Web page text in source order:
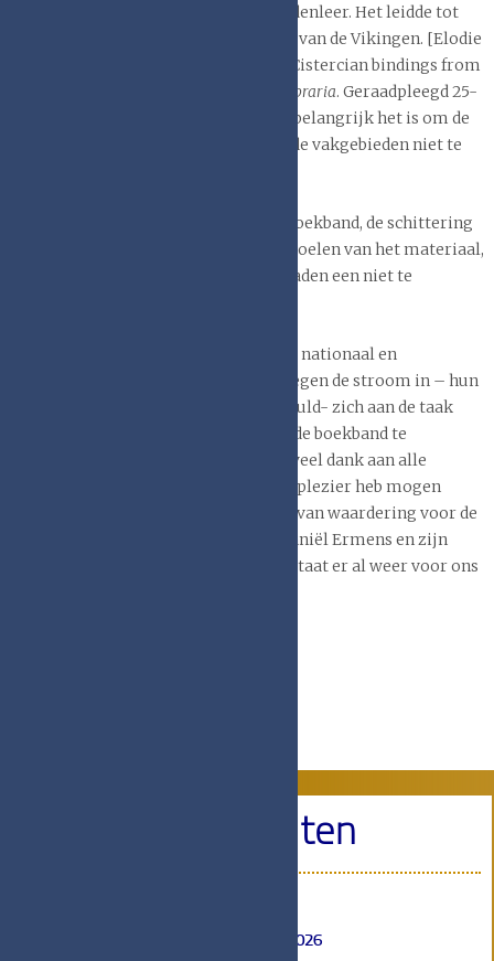
eeuwse platbedekkingen van zeehondenleer. Het leidde tot
nieuwe inzichten in de handelsroutes van de Vikingen. [Elodie
LEVEQUE (6 juni 2017). Liber Pilosus: Cistercian bindings from
Libraria. Geraadpleegd 25-
] Het toont ook aan hoe belangrijk het is om de
samenwerking tussen de verschillende vakgebieden niet te
Daarnaast blijft het genieten van de boekband, de schittering
van het verguldsel, het bladeren, het voelen van het materiaal,
het ruiken en het knisperen van de bladen een niet te
Graag zou ik de boekwetenschappers, nationaal en
internationaal willen bedanken, die tegen de stroom in – hun
vacatures werden meestal niet opgevuld- zich aan de taak
hebben gekweten om de kennis rond de boekband te
structureren en te behouden. En ook veel dank aan alle
bestuursleden met wie ik met zoveel plezier heb mogen
samenwerken. Verder een grote blijk van waardering voor de
huidige voorzitter van het bestuur Daniël Ermens en zijn
team. Wat een prachtig programma staat er al weer voor ons
Activiteiten
16 januari 2026